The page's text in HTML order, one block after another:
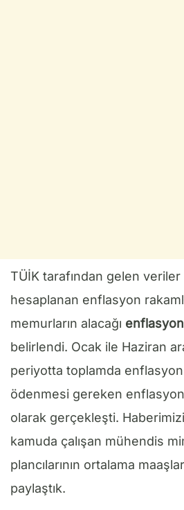
TÜİK tarafından gelen
hesaplanan enflasyon
memurların alacağı
belirlendi. Ocak ile Haziran
periyotta toplamda
ödenmesi gereken enflasyon
olarak gerçekleşti.
kamuda çalışan mühendis
plancılarının ortalama
paylaştık.